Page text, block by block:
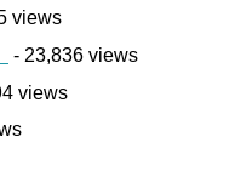
views
- 23,836 views
views